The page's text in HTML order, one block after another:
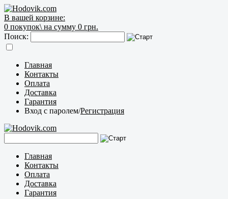
В вашей корзине:
0 покупок\ на сумму 0 грн.
Поиск:
Главная
Контакты
Оплата
Доставка
Гарантия
Вход с паролем/Регистрация
Главная
Контакты
Оплата
Доставка
Гарантия